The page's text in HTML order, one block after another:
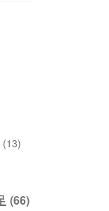
1313
品
(66)